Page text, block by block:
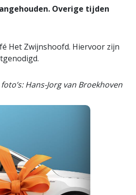
Overige tijden
Het Zwijnshoofd. Hiervoor zijn
Hans-Jorg van Broekhoven